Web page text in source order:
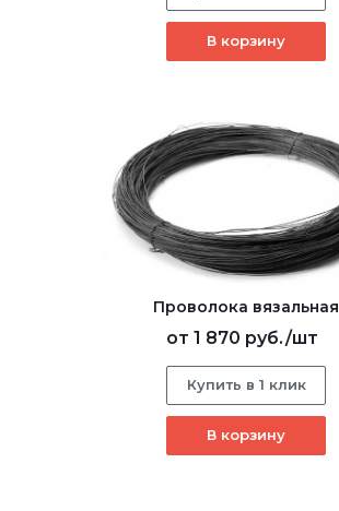
В корзину
Проволока вязальная
от 1 870 руб./шт
Купить в 1 клик
В корзину